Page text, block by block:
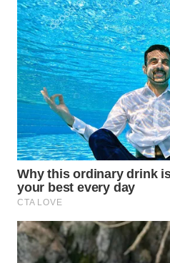
KUNINGAN
WN
MAJALENGKA
WN
SUBANG
WN
WN
PURWAKARTA
WN